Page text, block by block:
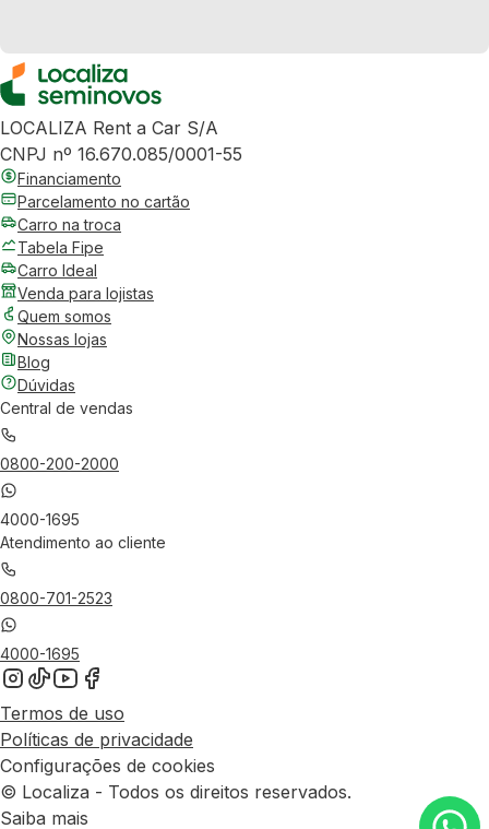
LOCALIZA Rent a Car S/A
CNPJ nº 16.670.085/0001-55
Financiamento
Parcelamento no cartão
Carro na troca
Tabela Fipe
Carro Ideal
Venda para lojistas
Quem somos
Nossas lojas
Blog
Dúvidas
Central de vendas
0800-200-2000
4000-1695
Atendimento ao cliente
0800-701-2523
4000-1695
Termos de uso
Políticas de privacidade
Configurações de cookies
© Localiza - Todos os direitos reservados.
Saiba mais